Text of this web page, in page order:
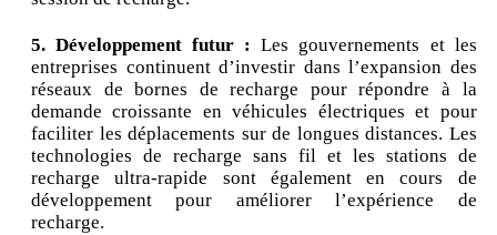
5. Développement futur : Les gouvernements et les
entreprises continuent d’investir dans l’expansion des
réseaux de bornes de recharge pour répondre à la
demande croissante en véhicules électriques et pour
faciliter les déplacements sur de longues distances. Les
technologies de recharge sans fil et les stations de
recharge ultra-rapide sont également en cours de
développement pour améliorer l’expérience de
recharge.